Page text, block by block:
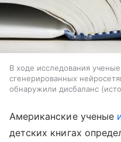
В ходе исследования
сгенерированных
обнаружили дисбаланс
Американские ученые
детских книгах